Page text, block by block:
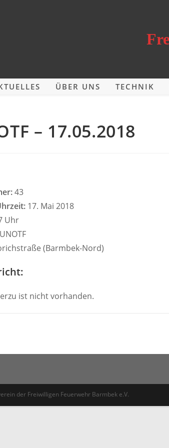
ÜBER UNS TECHNIK
– 17.05.2018
43
17. Mai 2018
Uhr
(Barmbek-Nord)
ist nicht vorhanden.
der Freiwilligen Feuerwehr Barmbek e.V.